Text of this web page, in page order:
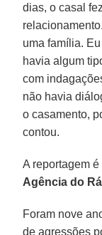
dias, o casal
uma família.
havia algum
com
não havia
o casamento,
contou.
A reportagem é
Agência do
Foram nove
de agressões